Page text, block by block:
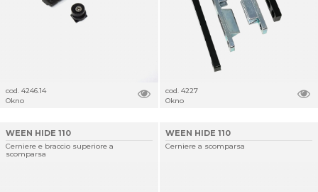
cod. 4246.14
Okno
cod. 4227
Okno
WEEN HIDE 110
Cerniere e braccio superiore a
scomparsa
WEEN HIDE 110
Cerniere a scomparsa